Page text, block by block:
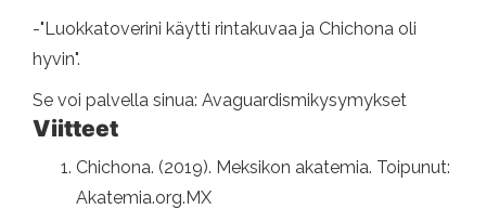
-"Luokkatoverini käytti rintakuvaa ja Chichona oli
hyvin".
Se voi palvella sinua: Avaguardismikysymykset
Viitteet
Chichona. (2019). Meksikon akatemia. Toipunut:
Akatemia.org.MX